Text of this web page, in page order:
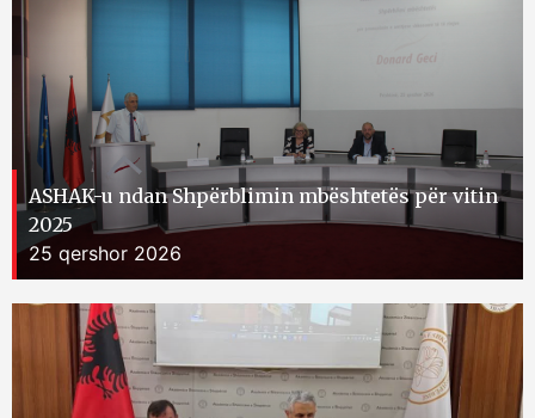
ASHAK-u ndan Shpërblimin mbështetës për vitin
2025
25 qershor 2026